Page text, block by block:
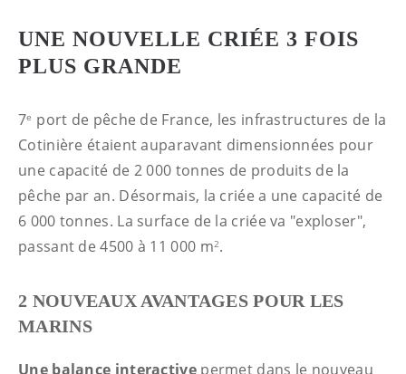
UNE NOUVELLE CRIÉE 3 FOIS
PLUS GRANDE
7e port de pêche de France, les infrastructures de la
Cotinière étaient auparavant dimensionnées pour
une capacité de 2 000 tonnes de produits de la
pêche par an. Désormais, la criée a une capacité de
6 000 tonnes. La surface de la criée va "exploser",
passant de 4500 à 11 000 m2.
2 NOUVEAUX AVANTAGES POUR LES
MARINS
Une balance interactivepermet dans le nouveau